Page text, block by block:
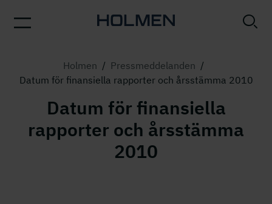
Holmen / Pressmeddelanden /
Datum för finansiella rapporter och årsstämma 2010
Datum för finansiella
rapporter och årsstämma
2010